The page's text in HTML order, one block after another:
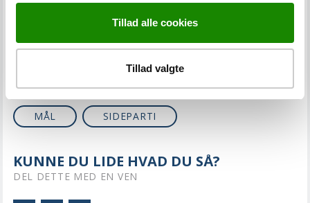
Tillad alle cookies
Tillad valgte
MÅL SIDEPARTI
KUNNE DU LIDE HVAD DU SÅ?
DEL DETTE MED EN VEN